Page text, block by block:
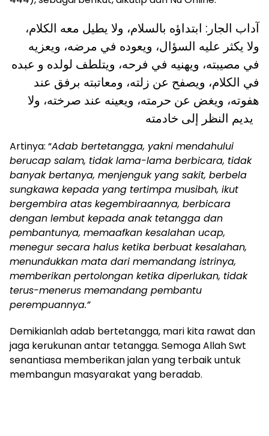
ولا يكثر عليه السؤال، ويعوده في مرضه، ويعزيه
في مصيبته، ويهنيه في فرحه، ويتلطف لولده و عبده
في الكلام، ويصفح عن زلته، ومعاتبته برفق عند
هفوته، ويغض عن حرمته، ويعينه عند صرخته، ولا
Artinya: “Adab bertetangga, yakni mendahului
berucap salam, tidak lama-lama berbicara, tidak
banyak bertanya, menjenguk yang sakit, berbela
sungkawa kepada yang tertimpa musibah, ikut
bergembira atas kegembiraannya, berbicara
dengan lembut kepada anak tetangga dan
pembantunya, memaafkan kesalahan ucap,
menegur secara halus ketika berbuat kesalahan,
menundukkan mata dari memandang istrinya,
memberikan pertolongan ketika diperlukan, tidak
terus-menerus memandang pembantu
perempuannya.”
Demikianlah adab bertetangga, mari kita rawat dan
jaga kerukunan antar tetangga. Semoga Allah Swt
senantiasa memberikan jalan yang terbaik untuk
membangun masyarakat yang beradab.